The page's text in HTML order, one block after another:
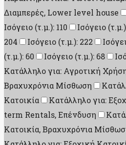
Διαμπερές, Lower level house
Ισόγειο (τ.μ.): 110
Ισόγειο
204
Ισόγειο (τ.μ.): 222
(τ.μ.): 60
Ισόγειο (τ.μ.): 68
Κατάλληλο για: Αγροτική
Βραχυχρόνια Μίσθωση
Κατοικία
Κατάλληλο για:
term Rentals, Επένδυση
Κατοικία, Βραχυχρόνια